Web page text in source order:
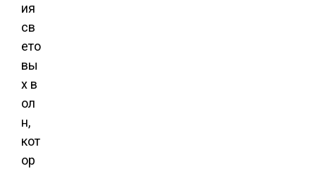
ия
св
ето
вы
х в
ол
н,
кот
ор